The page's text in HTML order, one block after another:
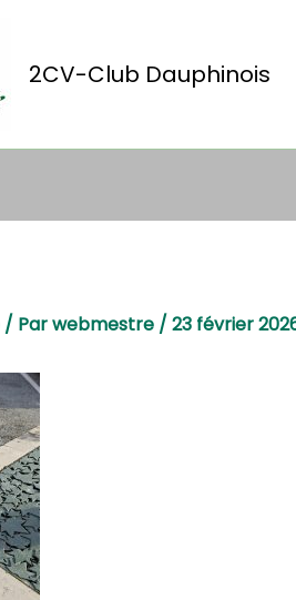
2CV-Club Dauphinois
/ Parwebmestre / 23 février